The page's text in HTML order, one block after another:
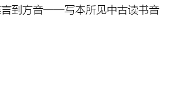
言到方音——写本所见中古读书音